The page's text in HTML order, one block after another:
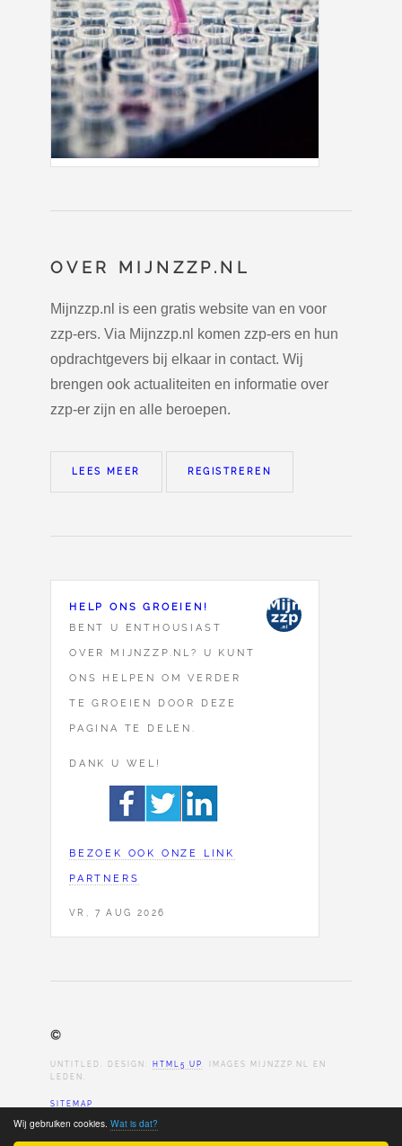
Wij gebruiken cookies. Wat is dat?
OVER MIJNZZP.NL
Mijnzzp.nl is een gratis website van en voor
zzp-ers. Via Mijnzzp.nl komen zzp-ers en hun
opdrachtgevers bij elkaar in contact. Wij
brengen ook actualiteiten en informatie over
zzp-er zijn en alle beroepen.
LEES MEER REGISTREREN
HELP ONS GROEIEN!
BENT U ENTHOUSIAST
OVER MIJNZZP.NL? U KUNT
ONS HELPEN OM VERDER
TE GROEIEN DOOR DEZE
PAGINA TE DELEN.
DANK U WEL!
BEZOEK OOK ONZE LINK
PARTNERS
VR, 7 AUG 2026
©
UNTITLED. DESIGN: HTML5 UP. IMAGES MIJNZZP.NL EN
LEDEN.
SITEMAP